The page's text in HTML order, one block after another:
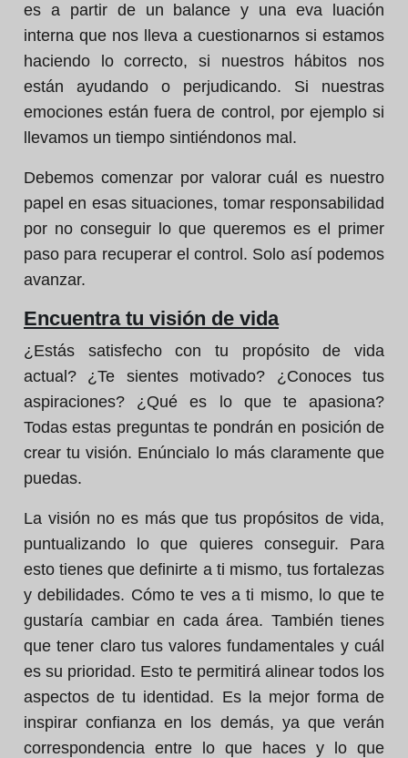
es a partir de un balance y una eva luación
interna que nos lleva a cuestionarnos si estamos
haciendo lo correcto, si nuestros hábitos nos
están ayudando o perjudicando. Si nuestras
emociones están fuera de control, por ejemplo si
llevamos un tiempo sintiéndonos mal.
Debemos comenzar por valorar cuál es nuestro
papel en esas situaciones, tomar responsabilidad
por no conseguir lo que queremos es el primer
paso para recuperar el control. Solo así podemos
avanzar.
Encuentra tu visión de vida
¿Estás satisfecho con tu propósito de vida
actual? ¿Te sientes motivado? ¿Conoces tus
aspiraciones? ¿Qué es lo que te apasiona?
Todas estas preguntas te pondrán en posición de
crear tu visión. Enúncialo lo más claramente que
puedas.
La visión no es más que tus propósitos de vida,
puntualizando lo que quieres conseguir. Para
esto tienes que definirte a ti mismo, tus fortalezas
y debilidades. Cómo te ves a ti mismo, lo que te
gustaría cambiar en cada área. También tienes
que tener claro tus valores fundamentales y cuál
es su prioridad. Esto te permitirá alinear todos los
aspectos de tu identidad. Es la mejor forma de
inspirar confianza en los demás, ya que verán
correspondencia entre lo que haces y lo que